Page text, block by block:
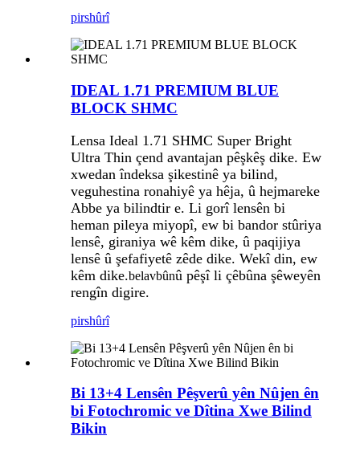
pirshûrî
IDEAL 1.71 PREMIUM BLUE
BLOCK SHMC
Lensa Ideal 1.71 SHMC Super Bright
Ultra Thin çend avantajan pêşkêş dike. Ew
xwedan îndeksa şikestinê ya bilind,
veguhestina ronahiyê ya hêja, û hejmareke
Abbe ya bilindtir e. Li gorî lensên bi
heman pileya miyopî, ew bi bandor stûriya
lensê, giraniya wê kêm dike, û paqijiya
lensê û şefafiyetê zêde dike. Wekî din, ew
kêm dike.belavbûnû pêşî li çêbûna şêweyên
rengîn digire.
pirshûrî
Bi 13+4 Lensên Pêşverû yên Nûjen ên
bi Fotochromic ve Dîtina Xwe Bilind
Bikin